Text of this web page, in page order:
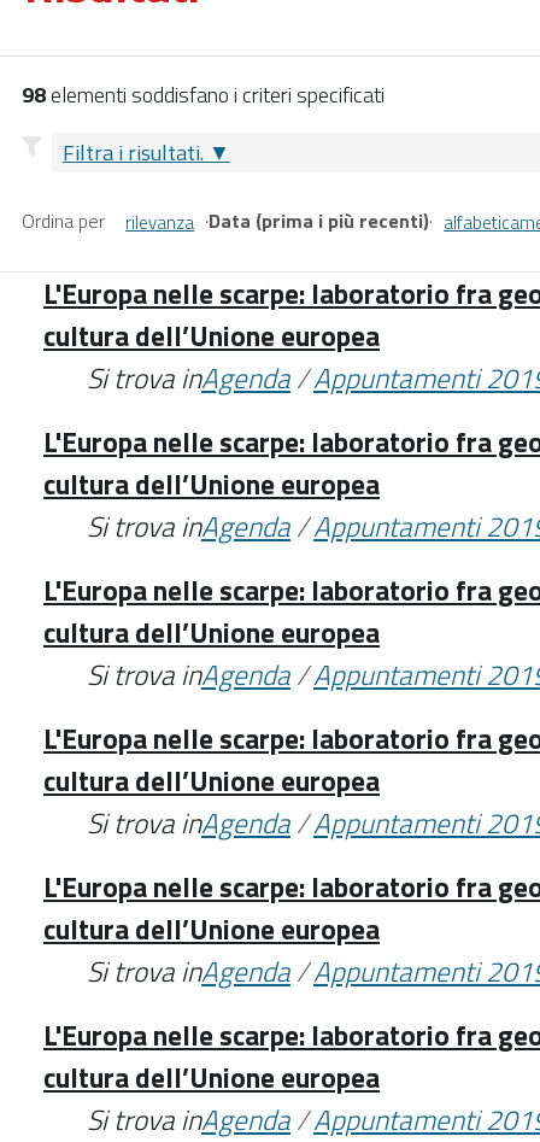
98elementi soddisfano i criteri specificati
Filtra i risultati.
Ordina per rilevanza ·Data (prima i più recenti)·
L'Europa nelle scarpe: laboratorio fra
cultura dell’Unione europea
Si trova inAgenda/Appuntamenti
L'Europa nelle scarpe: laboratorio fra
cultura dell’Unione europea
Si trova inAgenda/Appuntamenti
L'Europa nelle scarpe: laboratorio fra
cultura dell’Unione europea
Si trova inAgenda/Appuntamenti
L'Europa nelle scarpe: laboratorio fra
cultura dell’Unione europea
Si trova inAgenda/Appuntamenti
L'Europa nelle scarpe: laboratorio fra
cultura dell’Unione europea
Si trova inAgenda/Appuntamenti
L'Europa nelle scarpe: laboratorio fra
cultura dell’Unione europea
Si trova inAgenda/Appuntamenti